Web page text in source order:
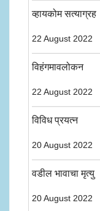
व्हायकोम सत्याग्रह
22 August 2022
विहंगमावलोकन
22 August 2022
विविध प्रयत्न
20 August 2022
वडील भावाचा मृत्यु
20 August 2022